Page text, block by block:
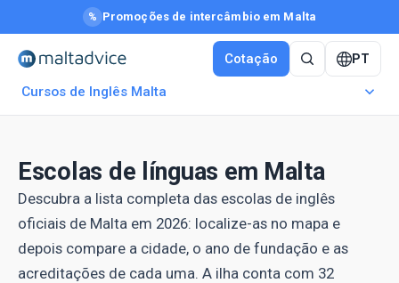
% Promoções de intercâmbio em Malta
Cursos de Inglês Malta
Cotação PT
Escolas de línguas em Malta
Descubra a lista completa das escolas de inglês
oficiais de Malta em 2026: localize-as no mapa e
depois compare a cidade, o ano de fundação e as
acreditações de cada uma. A ilha conta com 32